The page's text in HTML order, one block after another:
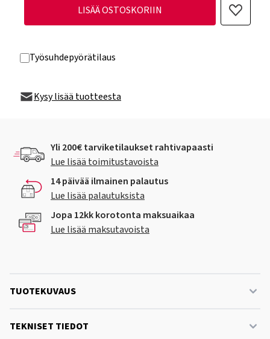
LISÄÄ OSTOSKORIIN
Työsuhdepyörätilaus
Kysy lisää tuotteesta
Yli 200€ tarviketilaukset rahtivapaasti
Lue lisää toimitustavoista
14 päivää ilmainen palautus
Lue lisää palautuksista
Jopa 12kk korotonta maksuaikaa
Lue lisää maksutavoista
TUOTEKUVAUS
TEKNISET TIEDOT